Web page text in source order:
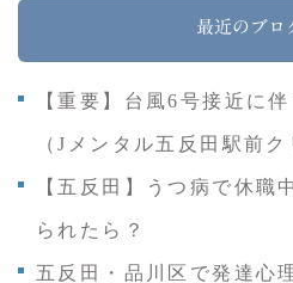
最近のブロ
【重要】台風6号接近に
（Jメンタル五反田駅前ク
【五反田】うつ病で休職
られたら？
五反田・品川区で発達心